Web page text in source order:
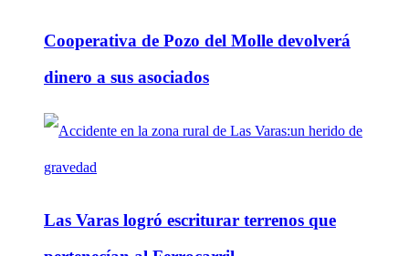
Cooperativa de Pozo del Molle devolverá
dinero a sus asociados
Las Varas logró escriturar terrenos que